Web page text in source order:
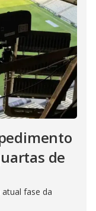
de
fase da